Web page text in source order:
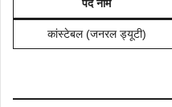
पद नाम
कांस्टेबल (जनरल ड्यूटी)